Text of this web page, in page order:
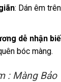
: Dán êm
dễ nhận
bóc màng.
: Màng Bảo